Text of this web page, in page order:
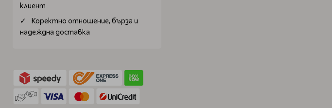
клиент
Коректно отношение, бърза и
надеждна доставка